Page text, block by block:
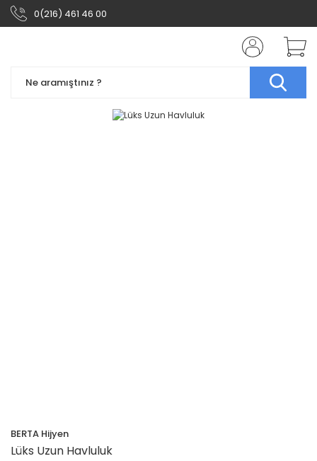
0(216) 461 46 00
BERTA Hijyen
Lüks Uzun Havluluk